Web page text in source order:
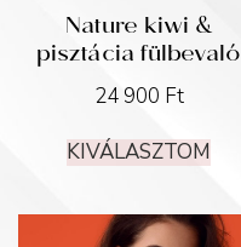
Nature kiwi &
pisztácia fülbevaló
24 900 Ft
KIVÁLASZTOM